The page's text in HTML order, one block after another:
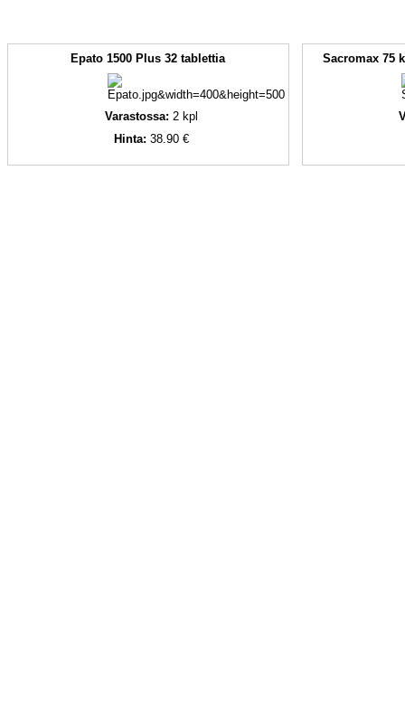
Epato 1500 Plus 32 tablettia
Varastossa:2 kpl
Hinta:38.90 €
Sacromax 75